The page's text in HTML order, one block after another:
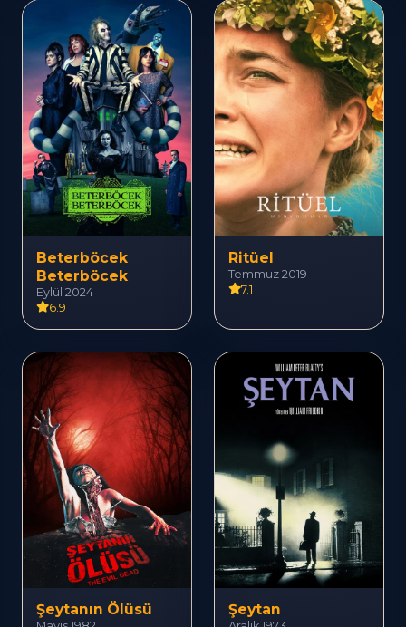
Beterböcek
Beterböcek
Eylül 2024
6.9
Ritüel
Temmuz 2019
7.1
Şeytanın Ölüsü Şeytan